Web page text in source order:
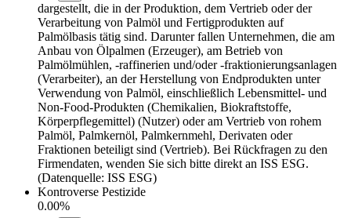
dargestellt, die in der Produktion, dem Vertrieb oder der
Verarbeitung von Palmöl und Fertigprodukten auf
Palmölbasis tätig sind. Darunter fallen Unternehmen, die am
Anbau von Ölpalmen (Erzeuger), am Betrieb von
Palmölmühlen, -raffinerien und/oder -fraktionierungsanlagen
(Verarbeiter), an der Herstellung von Endprodukten unter
Verwendung von Palmöl, einschließlich Lebensmittel- und
Non-Food-Produkten (Chemikalien, Biokraftstoffe,
Körperpflegemittel) (Nutzer) oder am Vertrieb von rohem
Palmöl, Palmkernöl, Palmkernmehl, Derivaten oder
Fraktionen beteiligt sind (Vertrieb). Bei Rückfragen zu den
Firmendaten, wenden Sie sich bitte direkt an ISS ESG.
(Datenquelle: ISS ESG)
Kontroverse Pestizide
0.00%